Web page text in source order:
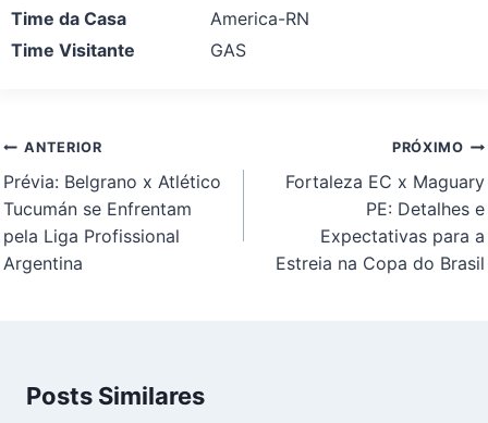
Time da Casa
America-RN
Time Visitante
GAS
Navegação
de
Post
ANTERIOR
Prévia: Belgrano x Atlético
Tucumán se Enfrentam
pela Liga Profissional
Argentina
PRÓXIMO
Fortaleza EC x Maguary
PE: Detalhes e
Expectativas para a
Estreia na Copa do Brasil
Posts Similares